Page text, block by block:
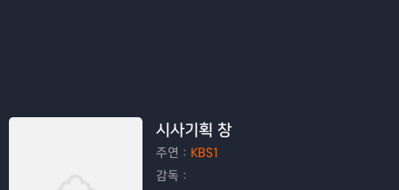
시사기획 창
주연： KBS1
감독：